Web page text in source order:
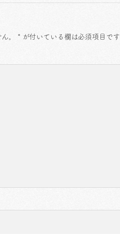
。 * が付いている欄は必須項目です